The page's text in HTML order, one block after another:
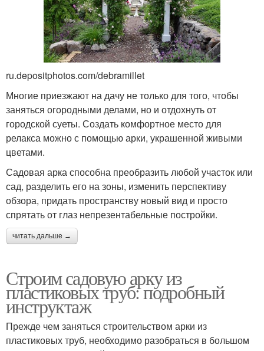
ru.depositphotos.com/debramillet
Многие приезжают на дачу не только для того, чтобы
заняться огородными делами, но и отдохнуть от
городской суеты. Создать комфортное место для
релакса можно с помощью арки, украшенной живыми
цветами.
Садовая арка способна преобразить любой участок или
сад, разделить его на зоны, изменить перспективу
обзора, придать пространству новый вид и просто
спрятать от глаз непрезентабельные постройки.
читать дальше →
Строим садовую арку из
пластиковых труб: подробный
инструктаж
Прежде чем заняться строительством арки из
пластиковых труб, необходимо разобраться в большом